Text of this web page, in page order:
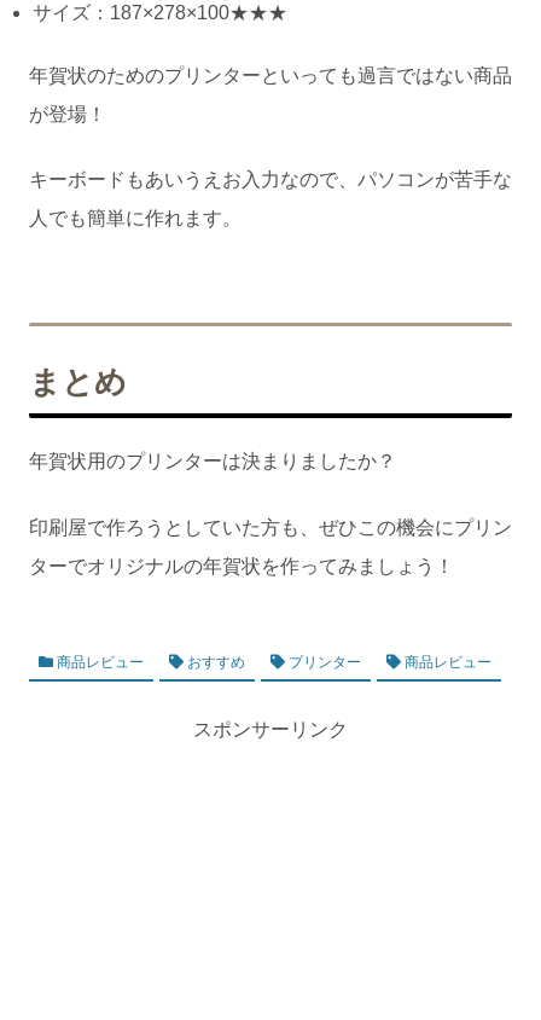
サイズ：187×278×100★★★
年賀状のためのプリンターといっても過言ではない商品
が登場！
キーボードもあいうえお入力なので、パソコンが苦手な
人でも簡単に作れます。
まとめ
年賀状用のプリンターは決まりましたか？
印刷屋で作ろうとしていた方も、ぜひこの機会にプリン
ターでオリジナルの年賀状を作ってみましょう！
商品レビュー おすすめ プリンター 商品レビュー
スポンサーリンク